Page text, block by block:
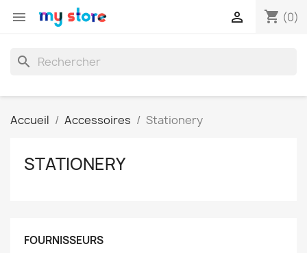
 shopping_cart (0)

search
Accueil Accessoires Stationery
STATIONERY
FOURNISSEURS